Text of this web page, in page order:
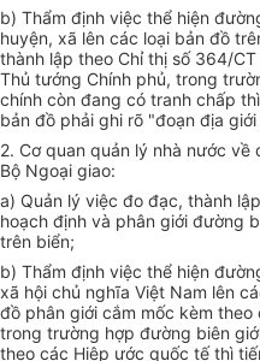
b) Thẩm định việc thể hiện
huyện, xã lên các loại bản đồ
thành lập theo Chỉ thị số 364/
Thủ tướng Chính phủ, trong
chính còn đang có tranh chấp
bản đồ phải ghi rõ "đoạn địa
2. Cơ quan quản lý nhà nước
Bộ Ngoại giao:
a) Quản lý việc đo đạc, thành
hoạch định và phân giới đường
trên biển;
b) Thẩm định việc thể hiện
xã hội chủ nghĩa Việt Nam lên
đồ phân giới cắm mốc kèm
trong trường hợp đường biên
theo các Hiệp ước quốc tế thì